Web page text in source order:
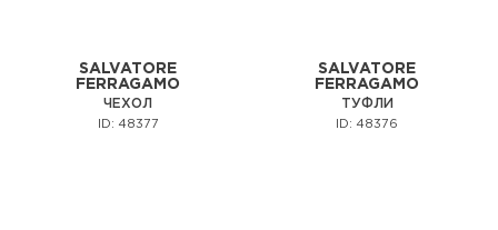
SALVATORE
FERRAGAMO
ЧЕХОЛ
ID: 48377
SALVATORE
FERRAGAMO
ТУФЛИ
ID: 48376